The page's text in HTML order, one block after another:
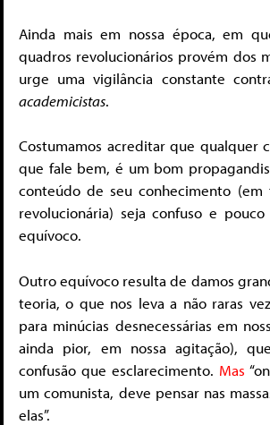
Ainda mais em nossa época, em
quadros revolucionários provém dos
urge uma vigilância constante
academicistas.
Costumamos acreditar que qualquer
que fale bem, é um bom
conteúdo de seu conhecimento
revolucionária) seja confuso e
equívoco.
Outro equívoco resulta de damos
teoria, o que nos leva a não raras
para minúcias desnecessárias em
ainda pior, em nossa agitação),
confusão que esclarecimento. Mas
um comunista, deve pensar nas
elas”.